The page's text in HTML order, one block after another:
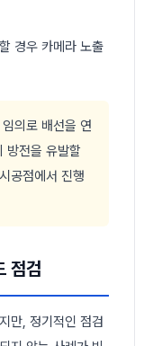
경우 카메라 노출
의로 배선을 연
방전을 유발할
공점에서 진행
점검
만, 정기적인 점검